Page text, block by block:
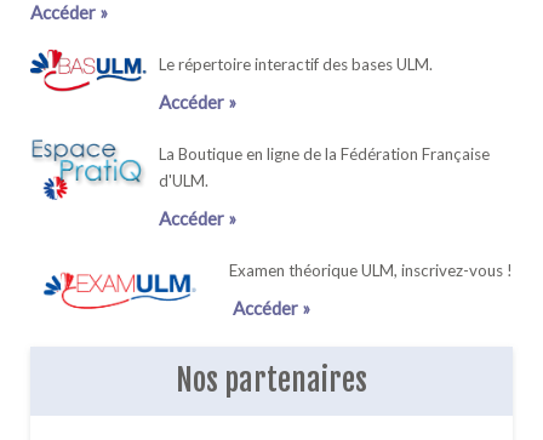
Accéder »
Le répertoire interactif des bases ULM.
Accéder »
La Boutique en ligne de la Fédération Française
d'ULM.
Accéder »
Examen théorique ULM, inscrivez-vous !
Accéder »
Nos partenaires